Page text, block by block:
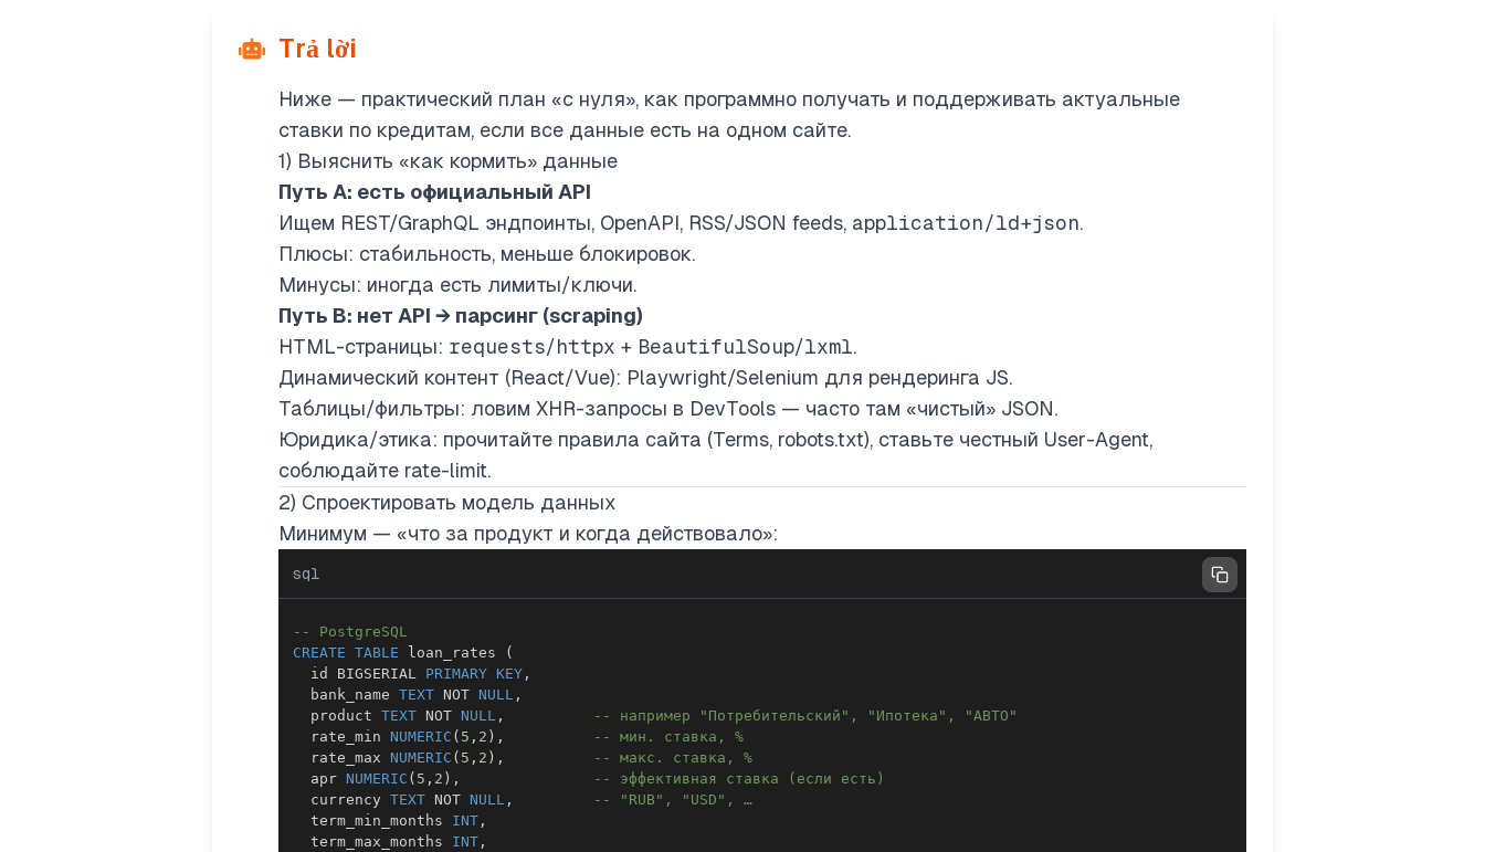
Trả lời
Ниже — практический план «с нуля», как программно получать и поддерживать актуальные
ставки по кредитам, если все данные есть на одном сайте.
1) Выяснить «как кормить» данные
Путь A: есть официальный API
Ищем REST/GraphQL эндпоинты, OpenAPI, RSS/JSON feeds, application/ld+json.
Плюсы: стабильность, меньше блокировок.
Минусы: иногда есть лимиты/ключи.
Путь B: нет API → парсинг (scraping)
HTML-страницы: requests/httpx + BeautifulSoup/lxml.
Динамический контент (React/Vue): Playwright/Selenium для рендеринга JS.
Таблицы/фильтры: ловим XHR-запросы в DevTools — часто там «чистый» JSON.
Юридика/этика: прочитайте правила сайта (Terms, robots.txt), ставьте честный User-Agent,
соблюдайте rate-limit.
2) Спроектировать модель данных
Минимум — «что за продукт и когда действовало»:
sql
-- PostgreSQL
CREATE TABLE loan_rates
(
  id BIGSERIAL
PRIMARY KEY ,
  bank_name
TEXT NOT NULL ,
  product
TEXT NOT NULL ,
-- например "Потребительский", "Ипотека", "АВТО"
  rate_min
NUMERIC ( 5 , 2 ) ,
-- мин. ставка, %
  rate_max
NUMERIC ( 5 , 2 ) ,
-- макс. ставка, %
  apr
NUMERIC ( 5 , 2 ) ,
-- эффективная ставка (если есть)
  currency
TEXT NOT NULL ,
-- "RUB", "USD", …
  term_min_months
INT ,
  term_max_months
INT ,